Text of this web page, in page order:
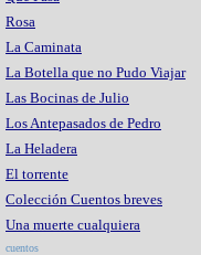
Rosa
La Caminata
La Botella que no Pudo Viajar
Las Bocinas de Julio
Los Antepasados de Pedro
La Heladera
El torrente
Colección Cuentos breves
Una muerte cualquiera
cuentos